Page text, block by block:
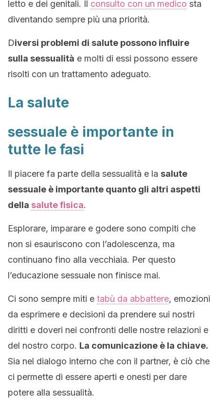
letto e dei genitali. Il consulto con un medico sta
diventando sempre più una priorità.
Diversi problemi di salute possono influire
sulla sessualità e molti di essi possono essere
risolti con un trattamento adeguato.
La salute
sessuale è importante in
tutte le fasi
Il piacere fa parte della sessualità e la salute
sessuale è importante quanto gli altri aspetti
della salute fisica.
Esplorare, imparare e godere sono compiti che
non si esauriscono con l’adolescenza, ma
continuano fino alla vecchiaia. Per questo
l’educazione sessuale non finisce mai.
Ci sono sempre miti e tabù da abbattere, emozioni
da esprimere e decisioni da prendere sui nostri
diritti e doveri nei confronti delle nostre relazioni e
del nostro corpo. La comunicazione è la chiave.
Sia nel dialogo interno che con il partner, è ciò che
ci permette di essere aperti e onesti per dare
potere alla sessualità.